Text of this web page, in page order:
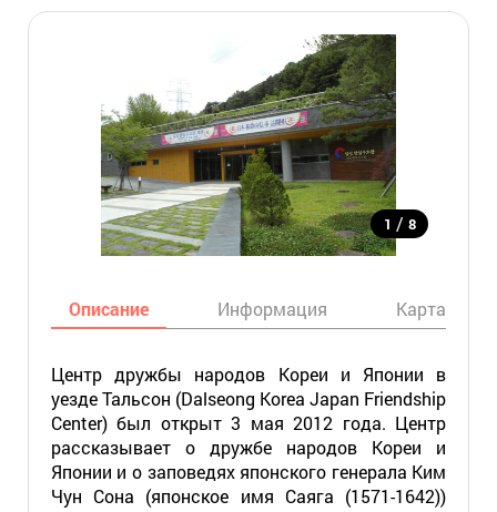
1 / 8
Описание Информация Карта
Центр дружбы народов Кореи и Японии в
уезде Тальсон (Dalseong Korea Japan Friendship
Center)был открыт 3 мая 2012 года. Центр
рассказывает о дружбе народов Кореи и
Японии и о заповедях японского генерала Ким
Чун Сона (японское имя Саяга (1571-1642))